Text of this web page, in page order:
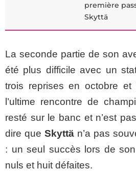
première
Skyttä
La seconde partie de son
été plus difficile avec un
trois reprises en octobre et
l’ultime rencontre de
resté sur le banc et n’est
dire que Skyttä n’a pas
: un seul succès lors de
nuls et huit défaites.